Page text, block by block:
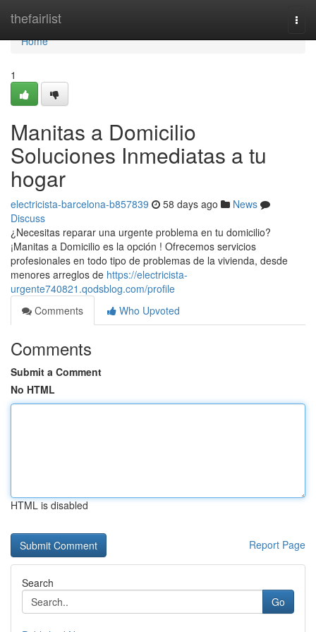
thefairlist
Home
Home
1
Manitas a Domicilio
Soluciones Inmediatas a tu
hogar
electricista-barcelona-b857839 58 days ago
News
Discuss
¿Necesitas reparar una urgente problema en tu domicilio?
¡Manitas a Domicilio es la opción ! Ofrecemos servicios
profesionales en todo tipo de problemas de la vivienda, desde
menores arreglos de https://electricista-
urgente740821.qodsblog.com/profile
Comments
Who Upvoted
Comments
Submit a Comment
No HTML
HTML is disabled
Report Page
Search
Go